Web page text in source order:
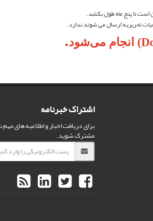
.
اشتراک خبرنامه
برای دریافت اخبار و اطلاعیه های
مشترک شوید.